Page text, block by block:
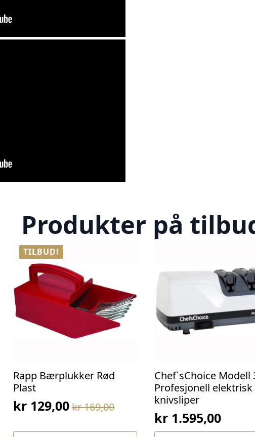
Produkter på
TILBUD!
Rapp Bærplukker Rød
Plast
kr169,00
Opprinnelig
pris
kr 129,00
Nåværende
pris
Chef`sChoice Modell
Profesjonell elektrisk
knivsliper
kr1.595,00